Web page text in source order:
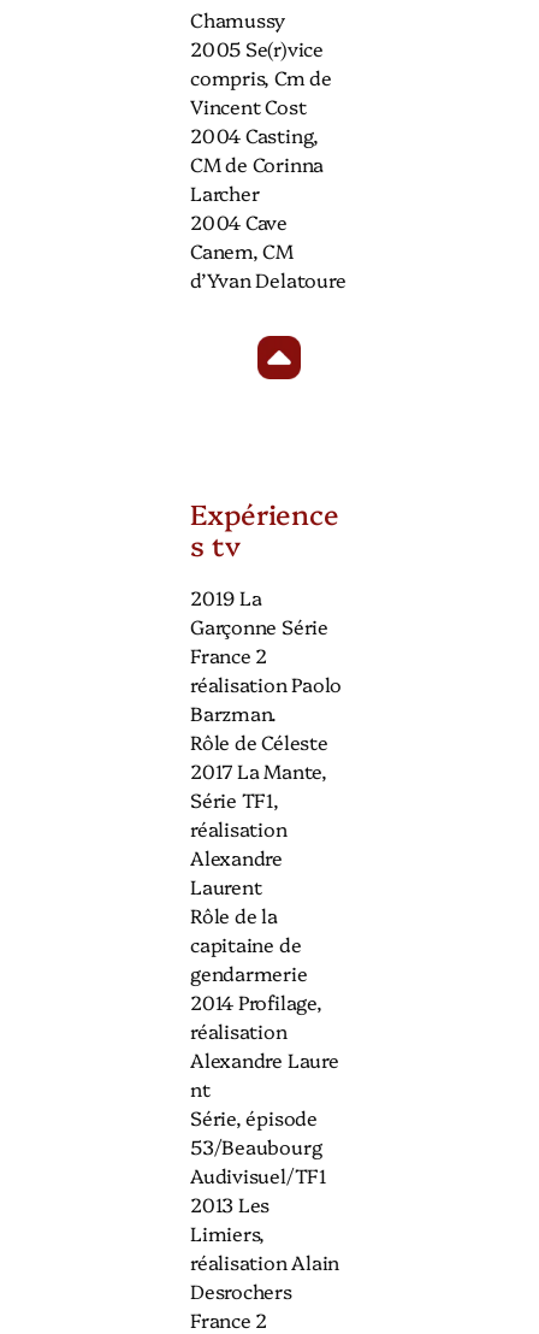
Chamussy
2005 Se(r)vice
compris, Cm de
Vincent Cost
2004 Casting,
CM de Corinna
Larcher
2004 Cave
Canem, CM
d’Yvan Delatoure
Expérience
s tv
2019 La
Garçonne Série
France 2
réalisation Paolo
Barzman.
Rôle de Céleste
2017 La Mante,
Série TF1,
réalisation
Alexandre
Laurent
Rôle de la
capitaine de
gendarmerie
2014 Profilage,
réalisation
Alexandre Laure
nt
Série, épisode
53/Beaubourg
Audivisuel/TF1
2013 Les
Limiers,
réalisation Alain
Desrochers
France 2